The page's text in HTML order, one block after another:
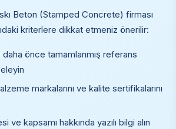
Beton (Stamped Concrete) firması
kriterlere dikkat etmeniz önerilir:
daha önce tamamlanmış referans
markalarını ve kalite sertifikalarını
ve kapsamı hakkında yazılı bilgi alın